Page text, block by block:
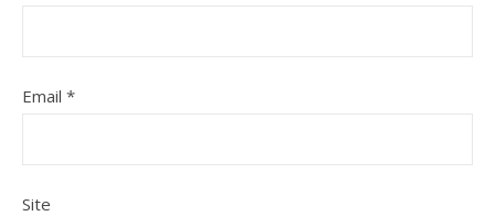
Email *
Site